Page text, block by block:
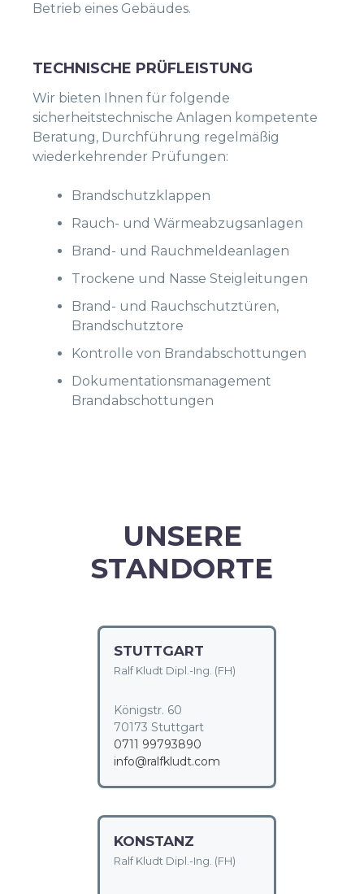
Betrieb eines Gebäudes.
TECHNISCHE PRÜFLEISTUNG
Wir bieten Ihnen für folgende
sicherheitstechnische Anlagen kompetente
Beratung, Durchführung regelmäßig
wiederkehrender Prüfungen:
Brandschutzklappen
Rauch- und Wärmeabzugsanlagen
Brand- und Rauchmeldeanlagen
Trockene und Nasse Steigleitungen
Brand- und Rauchschutztüren,
Brandschutztore
Kontrolle von Brandabschottungen
Dokumentationsmanagement
Brandabschottungen
UNSERE
STANDORTE
STUTTGART
Ralf Kludt Dipl.-Ing. (FH)
Königstr. 60
70173 Stuttgart
0711 99793890
info@ralfkludt.com
KONSTANZ
Ralf Kludt Dipl.-Ing. (FH)